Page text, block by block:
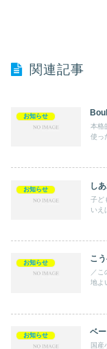
関連記事
お知らせ
本格
使っ
お知らせ し
子ど
いえ
お知らせ こ
／こ
地よ
お知らせ ベ
国産